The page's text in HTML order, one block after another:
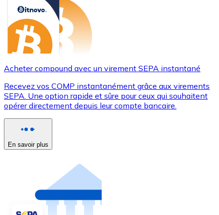
Acheter compound avec un virement SEPA instantané
Recevez vos COMP instantanément grâce aux virements
SEPA. Une option rapide et sûre pour ceux qui souhaitent
opérer directement depuis leur compte bancaire.
En savoir plus